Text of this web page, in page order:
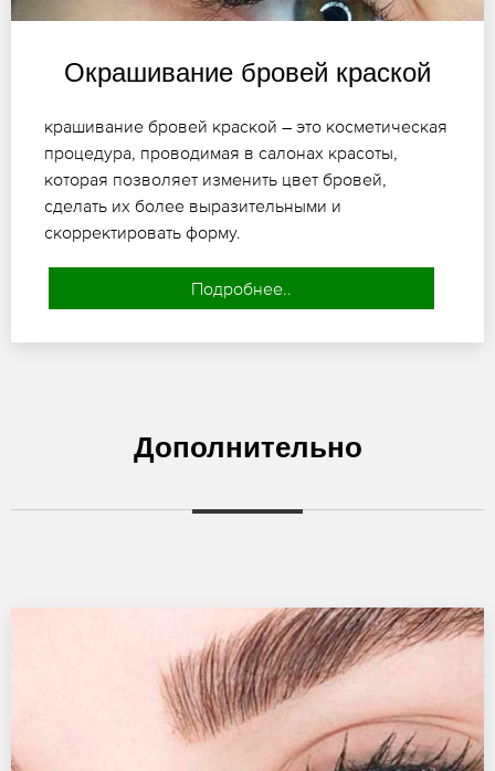
Окрашивание бровей краской
крашивание бровей краской – это косметическая
процедура, проводимая в салонах красоты,
которая позволяет изменить цвет бровей,
сделать их более выразительными и
скорректировать форму.
Подробнее..
Дополнительно